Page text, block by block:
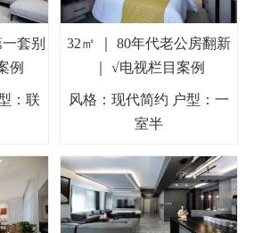
套别
例
：联
32㎡ ｜ 80年代老公房翻新
｜ √电视栏目案例
风格：现代简约 户型：一
室半